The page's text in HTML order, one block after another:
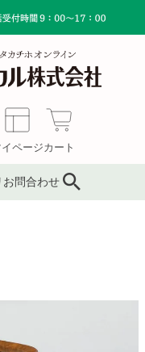
イページカート
品／電子
プ
お問合わせ